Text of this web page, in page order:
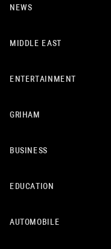
NEWS
MIDDLE EAST
ENTERTAINMENT
GRIHAM
BUSINESS
EDUCATION
AUTOMOBILE